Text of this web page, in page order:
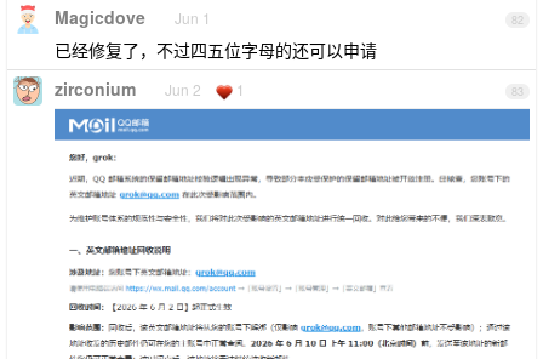
82
Magicdove Jun 1
已经修复了，不过四五位字母的还可以申请
83
zirconium Jun 2 1